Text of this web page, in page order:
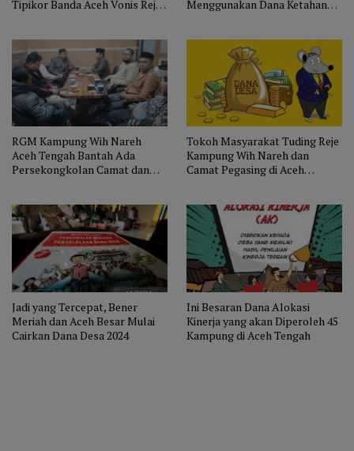
Tipikor Banda Aceh Vonis Reje
Menggunakan Dana Ketahanan
RGM Kampung Wih Nareh
Aceh Tengah Bantah Ada
Persekongkolan Camat dan
Tokoh Masyarakat Tuding Reje
Kampung Wih Nareh dan
Camat Pegasing di Aceh
Jadi yang Tercepat, Bener
Meriah dan Aceh Besar Mulai
Cairkan Dana Desa 2024
Ini Besaran Dana Alokasi
Kinerja yang akan Diperoleh 45
Kampung di Aceh Tengah